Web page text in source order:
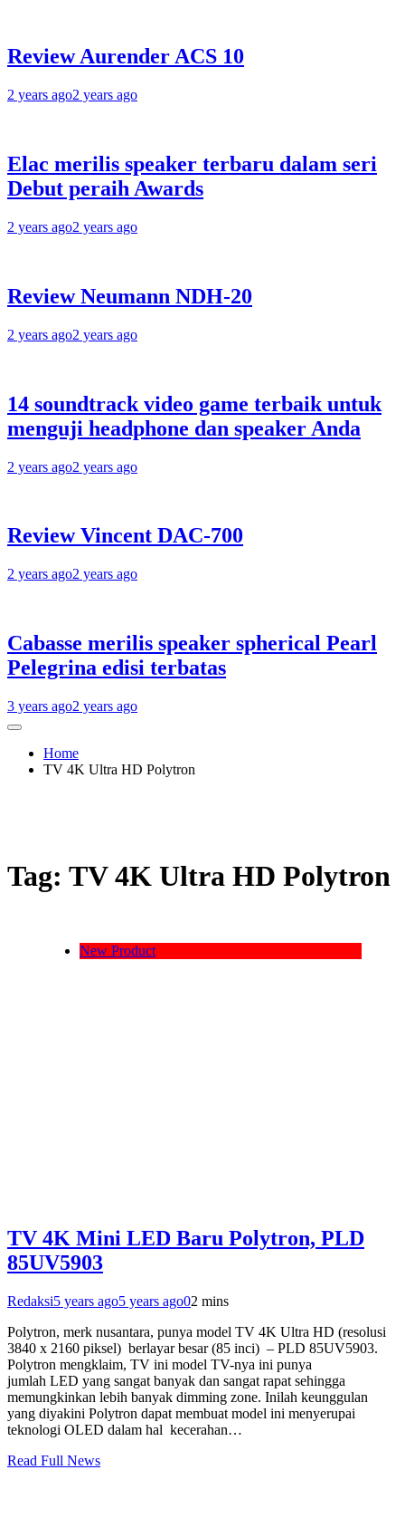
Review Aurender ACS 10
2 years ago2 years ago
Elac merilis speaker terbaru dalam seri
Debut peraih Awards
2 years ago2 years ago
Review Neumann NDH-20
2 years ago2 years ago
14 soundtrack video game terbaik untuk
menguji headphone dan speaker Anda
2 years ago2 years ago
Review Vincent DAC-700
2 years ago2 years ago
Cabasse merilis speaker spherical Pearl
Pelegrina edisi terbatas
3 years ago2 years ago
Home
TV 4K Ultra HD Polytron
Tag: TV 4K Ultra HD Polytron
New Product
TV 4K Mini LED Baru Polytron, PLD
85UV5903
Redaksi5 years ago5 years ago02 mins
Polytron, merk nusantara, punya model TV 4K Ultra HD (resolusi
3840 x 2160 piksel) berlayar besar (85 inci) – PLD 85UV5903.
Polytron mengklaim, TV ini model TV-nya ini punya
jumlah LED yang sangat banyak dan sangat rapat sehingga
memungkinkan lebih banyak dimming zone. Inilah keunggulan
yang diyakini Polytron dapat membuat model ini menyerupai
teknologi OLED dalam hal kecerahan…
Read Full News